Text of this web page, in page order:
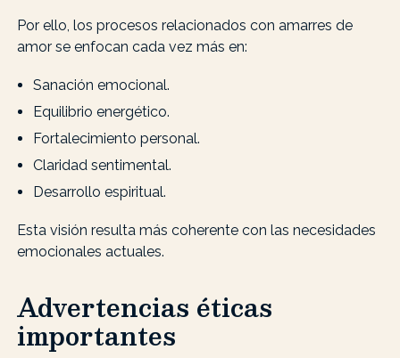
Por ello, los procesos relacionados con amarres de
amor se enfocan cada vez más en:
Sanación emocional.
Equilibrio energético.
Fortalecimiento personal.
Claridad sentimental.
Desarrollo espiritual.
Esta visión resulta más coherente con las necesidades
emocionales actuales.
Advertencias éticas
importantes